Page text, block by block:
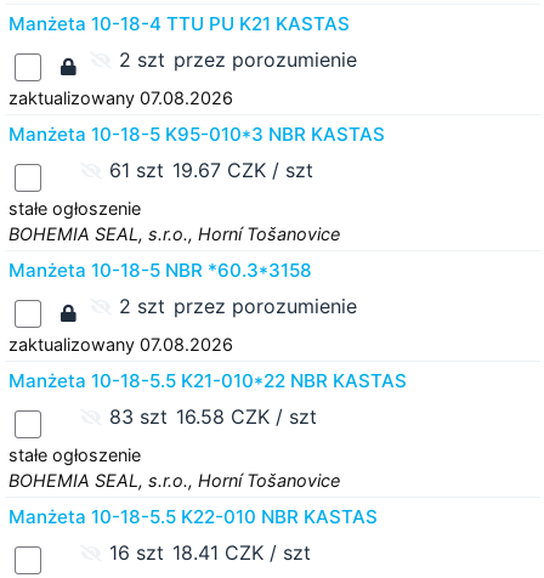
Manżeta 10-18-4 TTU PU K21 KASTAS
2 szt przez porozumienie
zaktualizowany 07.08.2026
Manżeta 10-18-5 K95-010*3 NBR KASTAS
61 szt 19.67 CZK / szt
stałe ogłoszenie
BOHEMIA SEAL, s.r.o., Horní Tošanovice
Manżeta 10-18-5 NBR *60.3*3158
2 szt przez porozumienie
zaktualizowany 07.08.2026
Manżeta 10-18-5.5 K21-010*22 NBR KASTAS
83 szt 16.58 CZK / szt
stałe ogłoszenie
BOHEMIA SEAL, s.r.o., Horní Tošanovice
Manżeta 10-18-5.5 K22-010 NBR KASTAS
16 szt 18.41 CZK / szt